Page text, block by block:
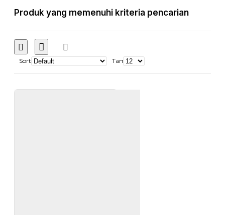
Produk yang memenuhi kriteria pencarian
Sort Tampilkan: